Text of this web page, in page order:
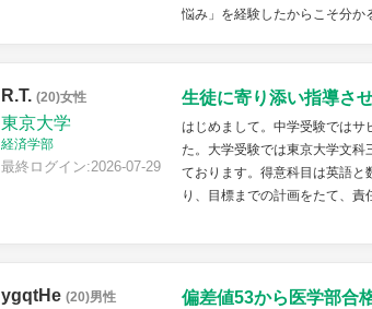
悩み」を経験したからこそ分か
R.T. (20)女性
東京大学
経済学部
最終ログイン:2026-07-29
生徒に寄り添い指導さ
はじめまして。中学受験ではサ
た。大学受験では東京大学文科
ております。得意科目は英語と
り、目標までの計画をたて、責
ygqtHe (20)男性
偏差値53から医学部合